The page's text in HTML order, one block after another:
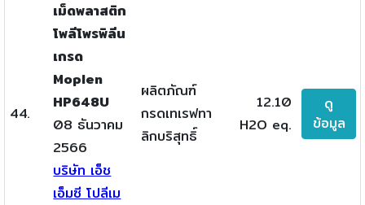
44.
เม็ดพลาสติก
โพลีโพรพิลีน
เกรด
Moplen
HP648U
08 ธันวาคม
2566
บริษัท เอ็ช
เอ็มซี โปลีเม
ผลิตภัณฑ์
กรดเทเรฟทา
ลิกบริสุทธิ์
12.10
H2O eq.
ดู
ข้อมูล